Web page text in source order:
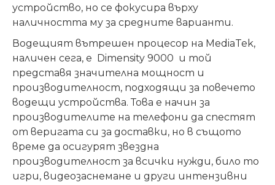
устройство, но се фокусира върху
наличността му за средните варианти.
Водещият вътрешен процесор на MediaTek,
наличен сега, е Dimensity 9000 и той
представя значителна мощност и
производителност, подходящи за повечето
водещи устройства. Това е начин за
производителите на телефони да спестят
от веригата си за доставки, но в същото
време да осигурят звездна
производителност за всички нужди, било то
игри, видеозаснемане и други интензивни